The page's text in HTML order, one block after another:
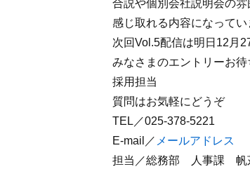
合説や個別会社説明会の
感じ取れる内容になってい
次回Vol.5配信は明日12月
みなさまのエントリーお待
採用担当
質問はお気軽にどうぞ
TEL／025-378-5221
E-mail／ メールアドレス
担当／総務部 人事課 帆